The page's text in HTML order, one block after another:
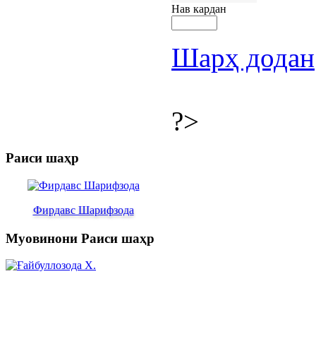
Нав кардан
Шарҳ додан
?>
Раиси шаҳр
Фирдавс Шарифзода
Муовинони Раиси шаҳр